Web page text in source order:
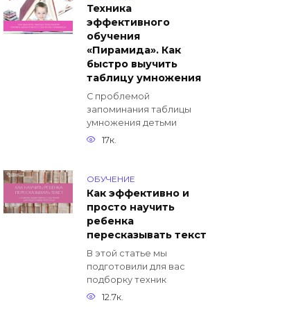
Техника
эффективного
обучения
«Пирамида». Как
быстро выучить
таблицу умножения
С проблемой
запоминания таблицы
умножения детьми
17к.
ОБУЧЕНИЕ
Как эффективно и
просто научить
ребенка
пересказывать текст
В этой статье мы
подготовили для вас
подборку техник
12.7к.